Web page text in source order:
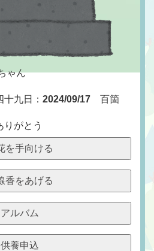
ゃん
九日： 2024/09/17 百箇
りがとう
を手向ける
香をあげる
アルバム
供養申込